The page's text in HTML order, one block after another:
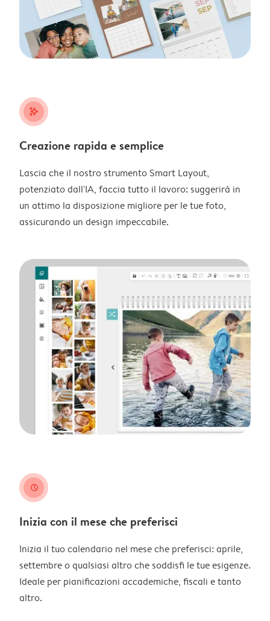
stars_plus
Creazione rapida e semplice
Lascia che il nostro strumento Smart Layout,
potenziato dall'IA, faccia tutto il lavoro: suggerirà in
un attimo la disposizione migliore per le tue foto,
assicurando un design impeccabile.
clock
Inizia con il mese che preferisci
Inizia il tuo calendario nel mese che preferisci: aprile,
settembre o qualsiasi altro che soddisfi le tue esigenze.
Ideale per pianificazioni accademiche, fiscali e tanto
altro.